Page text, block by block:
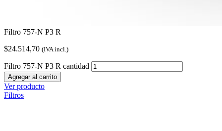
Filtro 757-N P3 R
$24.514,70 (IVA incl.)
Filtro 757-N P3 R cantidad
Agregar al carrito
Ver producto
Filtros